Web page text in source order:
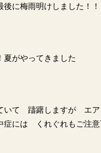
に梅雨明けしました！！
夏がやってきました
いて 躊躇しますが エア
には くれぐれもご注意